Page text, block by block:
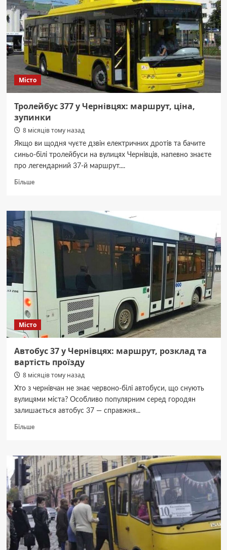
на
2026
рік
Місто
Тролейбус 377 у Чернівцях: маршрут, ціна,
зупинки
8 місяців тому назад
Якщо ви щодня чуєте дзвін електричних дротів та бачите
синьо-білі тролейбуси на вулицях Чернівців, напевно знаєте
про легендарний 37-й маршрут....
БільшеДокладніше
377
у
Чернівцях:
маршрут,
ціна,
зупинки
Місто
Автобус 37 у Чернівцях: маршрут, розклад та
вартість проїзду
8 місяців тому назад
Хто з чернівчан не знає червоно-білі автобуси, що снують
вулицями міста? Особливо популярним серед городян
залишається автобус 37 — справжня...
БільшеДокладніше
37
у
Чернівцях:
маршрут,
розклад
та
вартість
проїзду